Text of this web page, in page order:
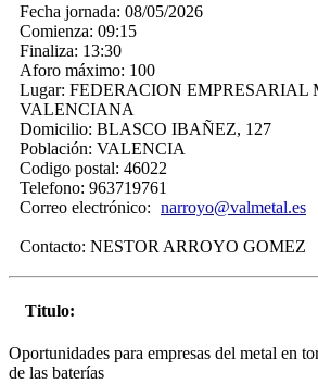
Fecha jornada: 08/05/2026
Comienza: 09:15
Finaliza: 13:30
Aforo máximo: 100
Lugar: FEDERACION EMPRESARIAL
VALENCIANA
Domicilio: BLASCO IBAÑEZ, 127
Población: VALENCIA
Codigo postal: 46022
Telefono: 963719761
Correo electrónico: narroyo@valmetal.es
Contacto: NESTOR ARROYO GOMEZ
Titulo:
Oportunidades para empresas del metal en
de las baterías